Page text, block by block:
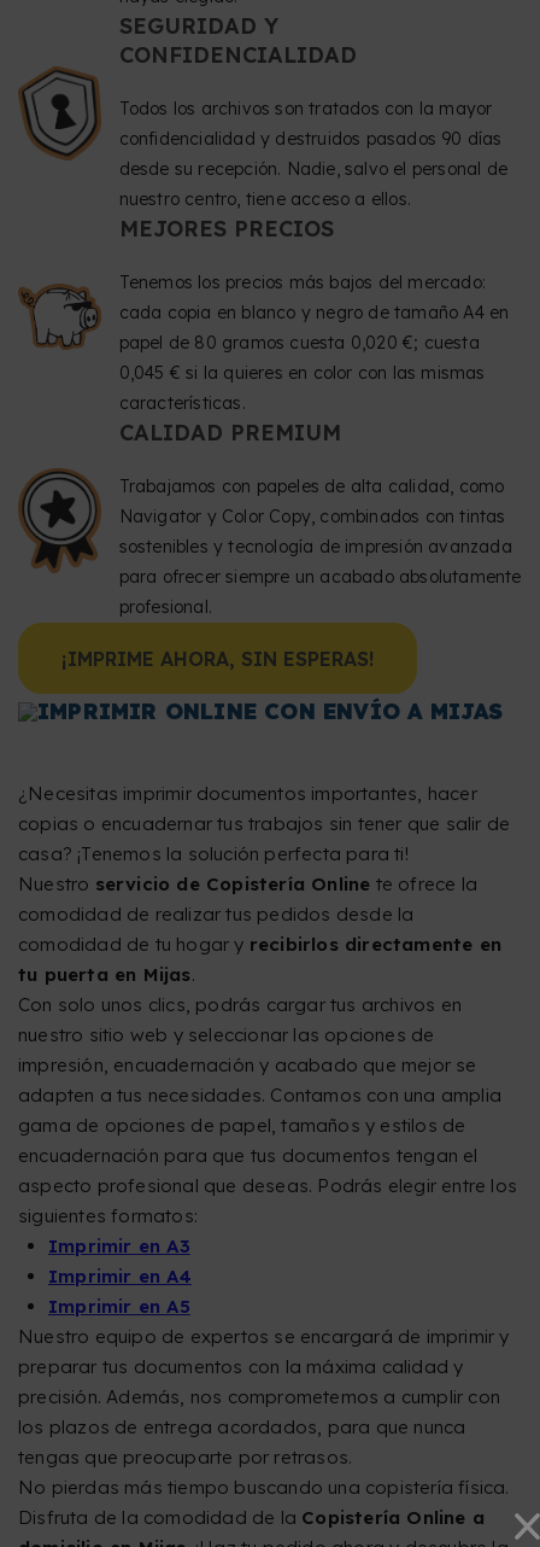
SEGURIDAD Y
CONFIDENCIALIDAD
Todos los archivos son tratados con la mayor
confidencialidad y destruidos pasados 90 días
desde su recepción. Nadie, salvo el personal de
nuestro centro, tiene acceso a ellos.
MEJORES PRECIOS
Tenemos los precios más bajos del mercado:
cada copia en blanco y negro de tamaño A4 en
papel de 80 gramos cuesta 0,020 €; cuesta
0,045 € si la quieres en color con las mismas
características.
CALIDAD PREMIUM
Trabajamos con papeles de alta calidad, como
Navigator y Color Copy, combinados con tintas
sostenibles y tecnología de impresión avanzada
para ofrecer siempre un acabado absolutamente
profesional.
¡IMPRIME AHORA, SIN ESPERAS!
IMPRIMIR ONLINE CON ENVÍO A MIJAS
¿Necesitas imprimir documentos importantes, hacer
copias o encuadernar tus trabajos sin tener que salir de
casa? ¡Tenemos la solución perfecta para ti!
Nuestro servicio de Copistería Online te ofrece la
comodidad de realizar tus pedidos desde la
comodidad de tu hogar y recibirlos directamente en
tu puerta en Mijas.
Con solo unos clics, podrás cargar tus archivos en
nuestro sitio web y seleccionar las opciones de
impresión, encuadernación y acabado que mejor se
adapten a tus necesidades. Contamos con una amplia
gama de opciones de papel, tamaños y estilos de
encuadernación para que tus documentos tengan el
aspecto profesional que deseas. Podrás elegir entre los
siguientes formatos:
Imprimir en A3
Imprimir en A4
Imprimir en A5
Nuestro equipo de expertos se encargará de imprimir y
preparar tus documentos con la máxima calidad y
precisión. Además, nos comprometemos a cumplir con
los plazos de entrega acordados, para que nunca
tengas que preocuparte por retrasos.
No pierdas más tiempo buscando una copistería física.
Disfruta de la comodidad de la Copistería Online a